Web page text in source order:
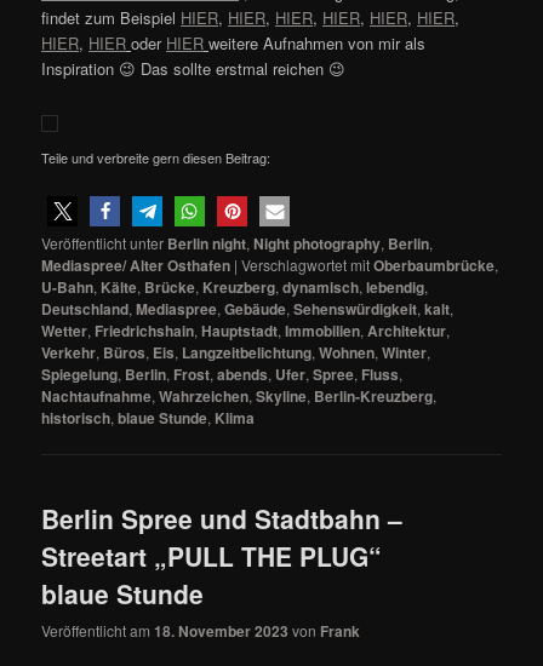
findet zum Beispiel HIER, HIER, HIER, HIER, HIER, HIER,
HIER, HIER oder HIER weitere Aufnahmen von mir als
Inspiration 😉 Das sollte erstmal reichen 😉
Teile und verbreite gern diesen Beitrag:
Veröffentlicht unter Berlin night, Night photography, Berlin,
Mediaspree/ Alter Osthafen |Verschlagwortet mitOberbaumbrücke,
U-Bahn, Kälte, Brücke, Kreuzberg,dynamisch,lebendig,
Deutschland,Mediaspree,Gebäude,Sehenswürdigkeit,kalt,
Wetter, Friedrichshain, Hauptstadt,Immobilien, Architektur,
Verkehr, Büros, Eis, Langzeitbelichtung,Wohnen,Winter,
Spiegelung, Berlin, Frost,abends, Ufer,Spree, Fluss,
Nachtaufnahme,Wahrzeichen,Skyline, Berlin-Kreuzberg,
historisch,blaue Stunde, Klima
Berlin Spree und Stadtbahn –
Streetart „PULL THE PLUG“
blaue Stunde
Veröffentlicht am 18. November 2023 von Frank